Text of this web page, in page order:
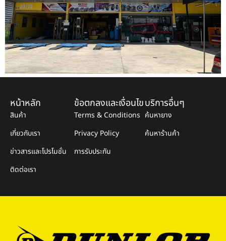
หน้าหลัก
สินค้า
เกี่ยวกับเรา
ข่าวสารและโปรโมชั่น
ติดต่อเรา
ข้อตกลงและเงื่อนไข
Terms & Conditions
Privacy Policy
การรับประกัน
บริการอื่นๆ
ค้นหายาง
ค้นหาร้านค้า